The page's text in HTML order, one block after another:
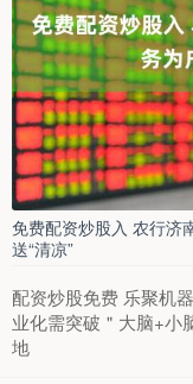
免费配资炒股入 农行济
送“清凉”
配资炒股免费 乐聚机
业化需突破＂大脑+小
地